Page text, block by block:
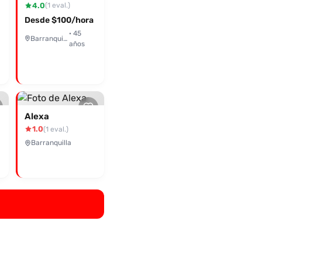
4.0(1 eval.)
Desde $100/hora
Barranquilla
· 45
años
Alexa
1.0(1 eval.)
Barranquilla